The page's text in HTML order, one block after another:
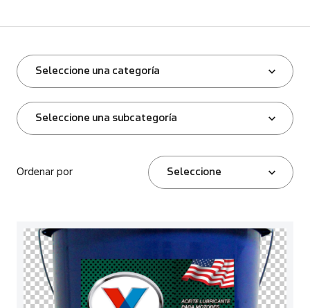
Seleccione una categoría
Seleccione una subcategoría
Ordenar por Seleccione